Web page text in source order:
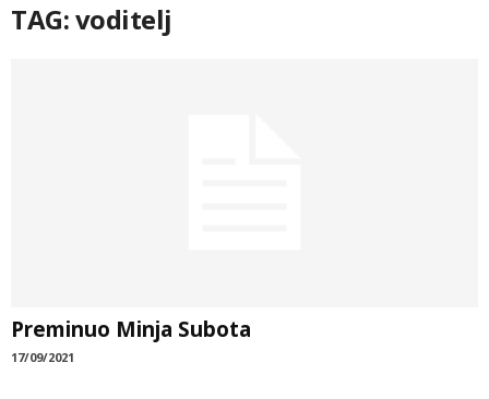
TAG: voditelj
Preminuo Minja Subota
17/09/2021